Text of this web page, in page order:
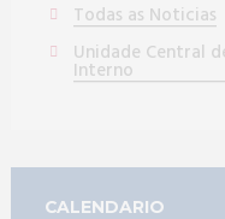
Todas as Noticias
Unidade Central
Interno
CALENDARIO